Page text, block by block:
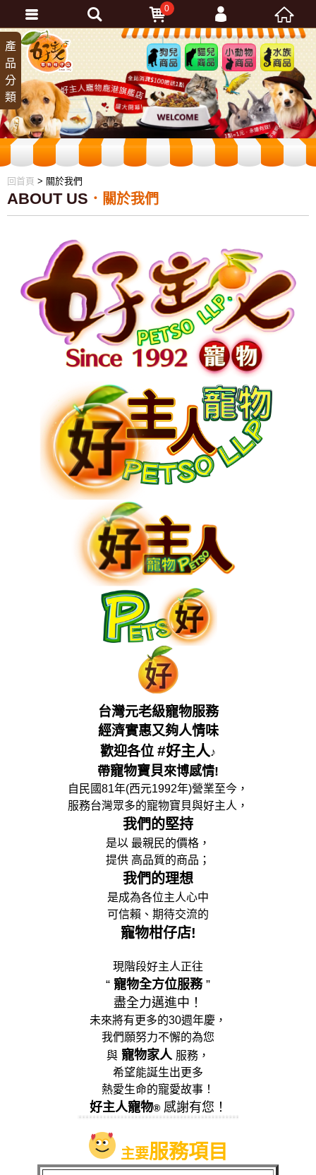
狗兒
商品
貓兒
商品
小動
物商
品
水族
商品
回首頁 > 關於我們
產
品
分
類
ABOUT US 關於我們
台灣元老級寵物服務
經濟實惠又夠人情味
歡迎各位 #好主人♪
帶寵物寶貝來博感情!
自民國81年(西元1992年)營業至今，
服務台灣眾多的寵物寶貝與好主人，
我們的堅持
是以 最親民的價格，
提供 高品質的商品；
我們的理想
是成為各位主人心中
可信賴、期待交流的
寵物柑仔店!
現階段好主人正往
“ 寵物全方位服務”
盡全力邁進中！
未來將有更多的30週年慶，
我們願努力不懈的為您
與 寵物家人 服務，
希望能誕生出更多
熱愛生命的寵愛故事 ！
好主人寵物®感謝有您！
主要服務項目
0
會員登入
忘記密碼
加入會員
訂單查詢